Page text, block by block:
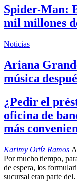
Spider-Man:
mil millones
Noticias
Ariana
música
¿Pedir el
oficina de
más
Karimy Ortíz Ramos
Por mucho tiempo,
de espera, los
sucursal eran parte del